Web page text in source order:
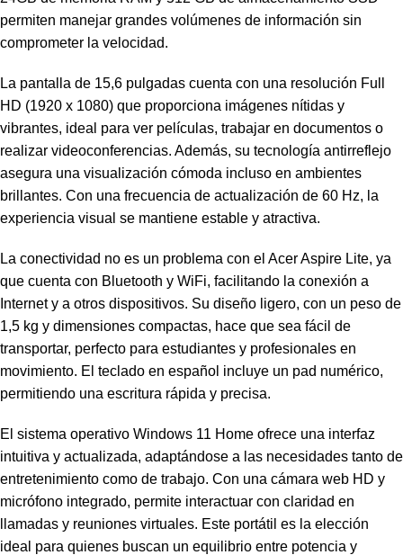
permiten manejar grandes volúmenes de información sin
comprometer la velocidad.
La pantalla de 15,6 pulgadas cuenta con una resolución Full
HD (1920 x 1080) que proporciona imágenes nítidas y
vibrantes, ideal para ver películas, trabajar en documentos o
realizar videoconferencias. Además, su tecnología antirreflejo
asegura una visualización cómoda incluso en ambientes
brillantes. Con una frecuencia de actualización de 60 Hz, la
experiencia visual se mantiene estable y atractiva.
La conectividad no es un problema con el Acer Aspire Lite, ya
que cuenta con Bluetooth y WiFi, facilitando la conexión a
Internet y a otros dispositivos. Su diseño ligero, con un peso de
1,5 kg y dimensiones compactas, hace que sea fácil de
transportar, perfecto para estudiantes y profesionales en
movimiento. El teclado en español incluye un pad numérico,
permitiendo una escritura rápida y precisa.
El sistema operativo Windows 11 Home ofrece una interfaz
intuitiva y actualizada, adaptándose a las necesidades tanto de
entretenimiento como de trabajo. Con una cámara web HD y
micrófono integrado, permite interactuar con claridad en
llamadas y reuniones virtuales. Este portátil es la elección
ideal para quienes buscan un equilibrio entre potencia y